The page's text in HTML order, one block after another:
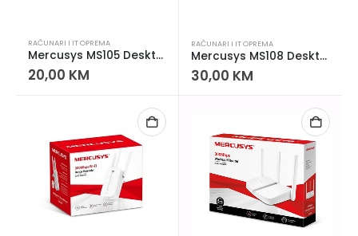
RAČUNARI I IT OPREMA
Mercusys MS105 Desktop Switch 5×10/100
20,00 KM
RAČUNARI I IT OPREMA
Mercusys MS108 Desktop Switch 8×10/100
30,00 KM